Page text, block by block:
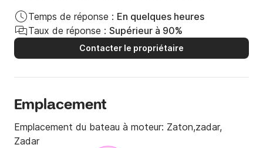
Temps de réponse : En quelques heures
Taux de réponse : Supérieur à 90%
Contacter le propriétaire
Emplacement
Emplacement du bateau à moteur: Zaton,zadar,
Zadar